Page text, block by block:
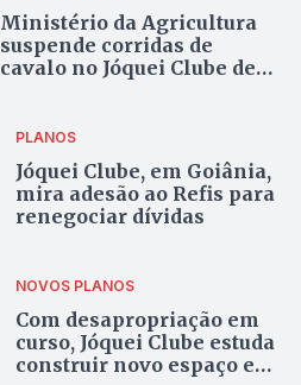
Ministério da Agricultura
suspende corridas de
cavalo no Jóquei Clube de
PLANOS
Jóquei Clube, em Goiânia,
mira adesão ao Refis para
renegociar dívidas
NOVOS PLANOS
Com desapropriação em
curso, Jóquei Clube estuda
construir novo espaço em